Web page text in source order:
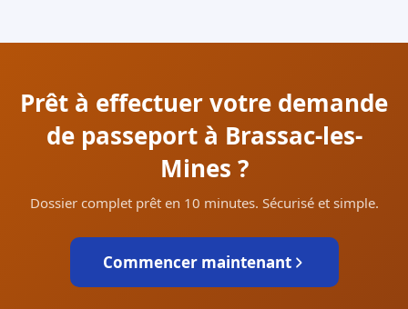
Prêt à effectuer votre demande
de passeport à Brassac-les-
Mines ?
Dossier complet prêt en 10 minutes. Sécurisé et simple.
Commencer maintenant